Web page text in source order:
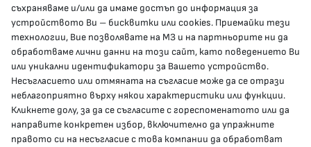
КОНТАКТИ
съхраняваме и/или да имаме достъп до информация за
устройството Ви – бисквитки или cookies. Приемайки тези
технологии, Вие позволявате на МЗ и на партньорите ни да
обработваме лични данни на този сайт, като поведението Ви
или уникални идентификатори за Вашето устройство.
Несъгласието или отмяната на съгласие може да се отрази
неблагоприятно върху някои характеристики или функции.
Кликнете долу, за да се съгласите с гореспоменатото или да
направите конкретен избор, включително да упражните
правото си на несъгласие с това компании да обработват